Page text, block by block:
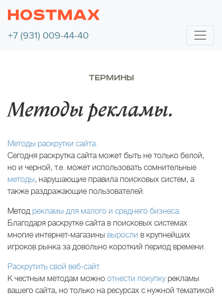
+7 (931) 009-44-40
ТЕРМИНЫ
Методы рекламы.
Методы раскрутки сайта.
Сегодня раскрутка сайта может быть не только белой,
но и черной, т.е. может использовать сомнительные
методы, нарушающие правила поисковых систем, а
также раздражающие пользователей.
Метод рекламы для малого и среднего бизнеса.
Благодаря раскрутке сайта в поисковых системах
многие интернет-магазины выросли в крупнейших
игроков рынка за довольно короткий период времени.
Раскрутить свой веб-сайт.
К честным методам можно отнести покупкурекламы
вашего сайта, но только на ресурсах с нужной тематикой